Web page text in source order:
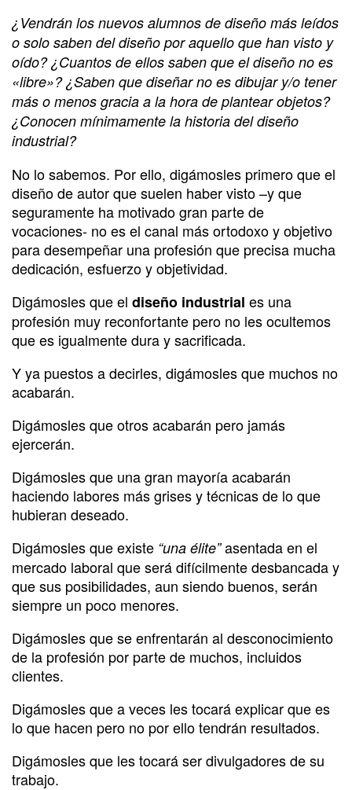
¿Vendrán los nuevos alumnos de diseño más leídos
o solo saben del diseño por aquello que han visto y
oído? ¿Cuantos de ellos saben que el diseño no es
«libre»? ¿Saben que diseñar no es dibujar y/o tener
más o menos gracia a la hora de plantear objetos?
¿Conocen mínimamente la historia del diseño
industrial?
No lo sabemos. Por ello, digámosles primero que el
diseño de autor que suelen haber visto –y que
seguramente ha motivado gran parte de
vocaciones- no es el canal más ortodoxo y objetivo
para desempeñar una profesión que precisa mucha
dedicación, esfuerzo y objetividad.
Digámosles que el diseño industrial es una
profesión muy reconfortante pero no les ocultemos
que es igualmente dura y sacrificada.
Y ya puestos a decirles, digámosles que muchos no
acabarán.
Digámosles que otros acabarán pero jamás
ejercerán.
Digámosles que una gran mayoría acabarán
haciendo labores más grises y técnicas de lo que
hubieran deseado.
Digámosles que existe “una élite”asentada en el
mercado laboral que será difícilmente desbancada y
que sus posibilidades, aun siendo buenos, serán
siempre un poco menores.
Digámosles que se enfrentarán al desconocimiento
de la profesión por parte de muchos, incluidos
clientes.
Digámosles que a veces les tocará explicar que es
lo que hacen pero no por ello tendrán resultados.
Digámosles que les tocará ser divulgadores de su
trabajo.